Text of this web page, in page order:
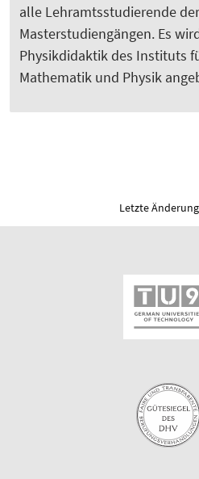
alle Lehramtsstudierende
Masterstudiengängen. Es
Physikdidaktik des Instituts
Mathematik und Physik
Letzte